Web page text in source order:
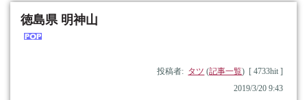
徳島県 明神山
投稿者: タツ (記事一覧) [ 4733hit ]
2019/3/20 9:43